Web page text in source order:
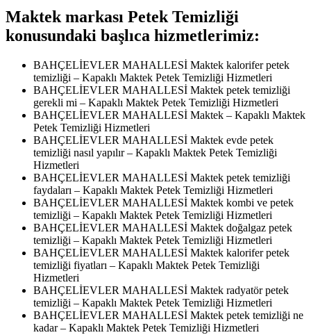
Maktek markası Petek Temizliği
konusundaki başlıca hizmetlerimiz:
BAHÇELİEVLER MAHALLESİ Maktek kalorifer petek
temizliği – Kapaklı Maktek Petek Temizliği Hizmetleri
BAHÇELİEVLER MAHALLESİ Maktek petek temizliği
gerekli mi – Kapaklı Maktek Petek Temizliği Hizmetleri
BAHÇELİEVLER MAHALLESİ Maktek – Kapaklı Maktek
Petek Temizliği Hizmetleri
BAHÇELİEVLER MAHALLESİ Maktek evde petek
temizliği nasıl yapılır – Kapaklı Maktek Petek Temizliği
Hizmetleri
BAHÇELİEVLER MAHALLESİ Maktek petek temizliği
faydaları – Kapaklı Maktek Petek Temizliği Hizmetleri
BAHÇELİEVLER MAHALLESİ Maktek kombi ve petek
temizliği – Kapaklı Maktek Petek Temizliği Hizmetleri
BAHÇELİEVLER MAHALLESİ Maktek doğalgaz petek
temizliği – Kapaklı Maktek Petek Temizliği Hizmetleri
BAHÇELİEVLER MAHALLESİ Maktek kalorifer petek
temizliği fiyatları – Kapaklı Maktek Petek Temizliği
Hizmetleri
BAHÇELİEVLER MAHALLESİ Maktek radyatör petek
temizliği – Kapaklı Maktek Petek Temizliği Hizmetleri
BAHÇELİEVLER MAHALLESİ Maktek petek temizliği ne
kadar – Kapaklı Maktek Petek Temizliği Hizmetleri